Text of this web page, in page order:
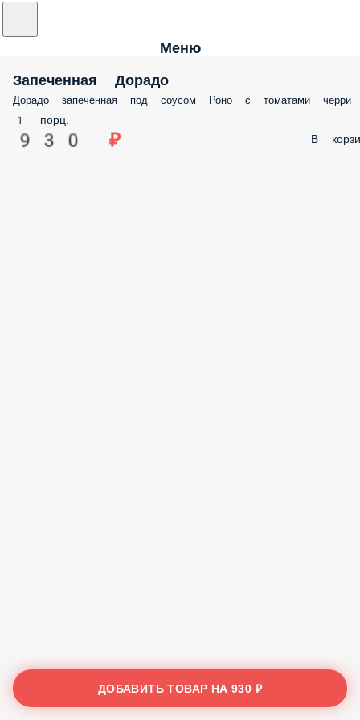
Меню
Запеченная Дорадо
Дорадо запеченная под соусом Роно с томатами черри
1 порц.
930 ₽ В
ДОБАВИТЬ ТОВАР НА930 ₽